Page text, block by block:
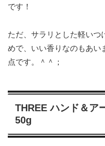
です！
ただ、サラリとした軽いつ
めで、いい香りなのもあい
点です。＾＾；
THREE ハンド＆ア
50g